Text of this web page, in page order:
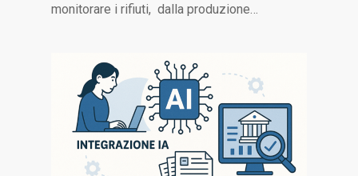
monitorare i rifiuti, dalla produzione…